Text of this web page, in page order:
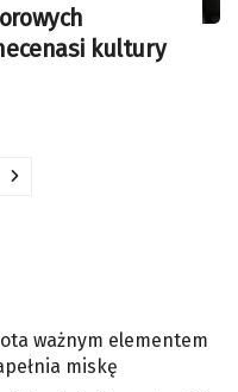
kultury
ważnym elementem
miskę